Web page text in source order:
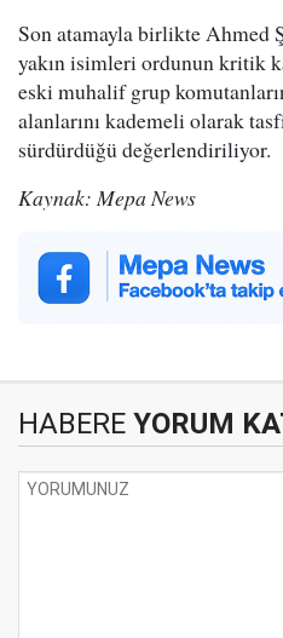
Son atamayla birlikte Ahmed
yakın isimleri ordunun kritik
eski muhalif grup
alanlarını kademeli olarak
sürdürdüğü değerlendiriliyor.
Kaynak: Mepa News
HABERE YORUM